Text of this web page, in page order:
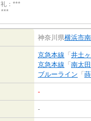
：***
***
神奈川県横浜市
京急本線 「 井土
京急本線 「 南太田
ブルーライン 「
-
-